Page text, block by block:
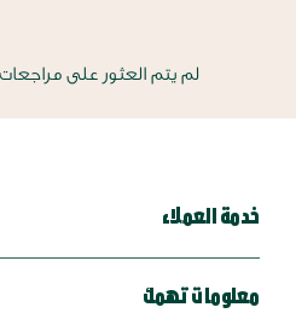
لم يتم العثور على
خدمة العملاء
معلومات تهمك